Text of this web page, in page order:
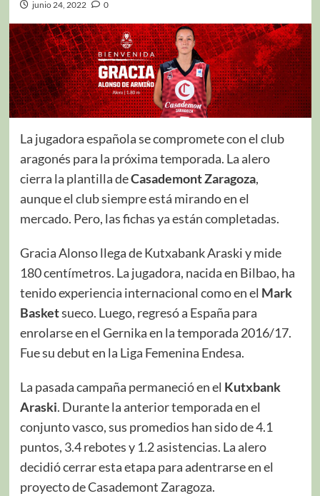
junio 24, 2022 0
La jugadora española se compromete con el club
aragonés para la próxima temporada. La alero
cierra la plantilla deCasademont Zaragoza,
aunque el club siempre está mirando en el
mercado. Pero, las fichas ya están completadas.
Gracia Alonso llega de Kutxabank Araski y mide
180 centímetros. La jugadora, nacida en Bilbao, ha
tenido experiencia internacional como en el Mark
Basketsueco. Luego, regresó a España para
enrolarse en el Gernika en la temporada 2016/17.
Fue su debut en la Liga Femenina Endesa.
La pasada campaña permaneció en el Kutxbank
Araski. Durante la anterior temporada en el
conjunto vasco, sus promedios han sido de 4.1
puntos, 3.4 rebotes y 1.2 asistencias. La alero
decidió cerrar esta etapa para adentrarse en el
proyecto de Casademont Zaragoza.